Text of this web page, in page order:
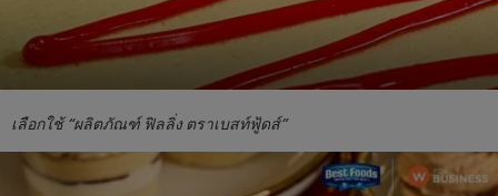
เลือกใช้ “ผลิตภัณฑ์ ฟิลลิ่ง ตราเบสท์ฟู้ดส์”